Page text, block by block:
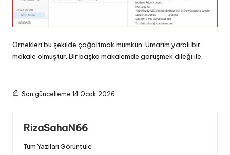
Örnekleri bu şekilde çoğaltmak mümkün. Umarım yaralı bir
makale olmuştur. Bir başka makalemde görüşmek dileği ile.
Son güncelleme 14 Ocak 2026
RizaSahaN66
Tüm Yazıları Görüntüle